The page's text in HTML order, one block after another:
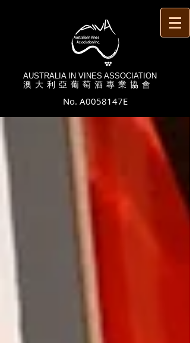
AUSTRALIA IN VINES ASSOCIATION
澳 大 利 亞 葡 萄 酒 專 業 協 會
No. A0058147E